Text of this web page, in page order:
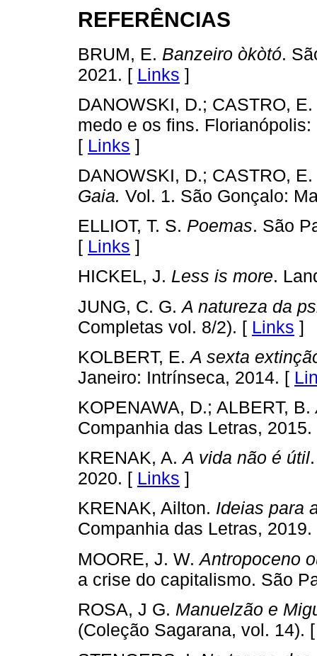
REFERÊNCIAS
BRUM, E. Banzeiro òkòtó.
2021. [ Links ]
DANOWSKI, D.; CASTRO,
medo e os fins.
[ Links ]
DANOWSKI, D.; CASTRO,
Gaia. Vol. 1. São Gonçalo:
ELLIOT, T. S. Poemas. São
[ Links ]
HICKEL, J. Less is more.
JUNG, C. G.A natureza da
Completas vol. 8/2). [ Links ]
KOLBERT, E.A sexta
Janeiro: Intrínseca, 2014. [
KOPENAWA, D.; ALBERT, B.
Companhia das Letras,
KRENAK, A.A vida não é útil
2020. [ Links ]
KRENAK, Ailton. Ideias para
Companhia das Letras,
MOORE, J. W. Antropoceno
a crise do capitalismo. São
ROSA, J G. Manuelzão e
(Coleção Sagarana, vol. 14).